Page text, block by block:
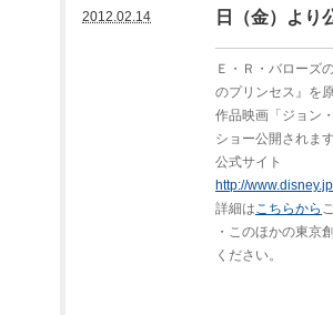
2012.02.14
日（金）より
Ｅ・Ｒ・バローズ
のプリンセス』を
作品映画「ジョン
ショー公開されます
公式サイト
http://
詳細はこちらから
・このほかの東京
ください。